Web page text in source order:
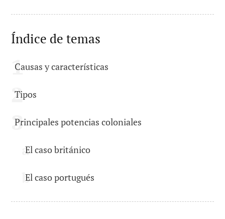
Índice de temas
Causas y características
Tipos
Principales potencias coloniales
El caso británico
El caso portugués